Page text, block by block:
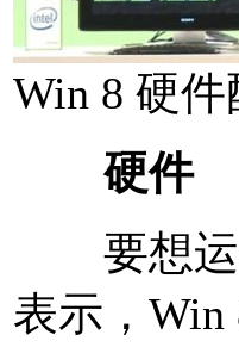
Win 8 硬件
硬件
要想运
表示，